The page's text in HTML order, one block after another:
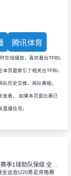
腾讯体育
在线播放，喜欢看台TPBL
本页面索引了相关台TPBL
历史交锋、两队赛程。
查看。 如果本页面比赛已
播信号。
杜月徵西协甲处子赛季1球助队保级 全运赛场期待延续状态
全运会U20男足资格赛